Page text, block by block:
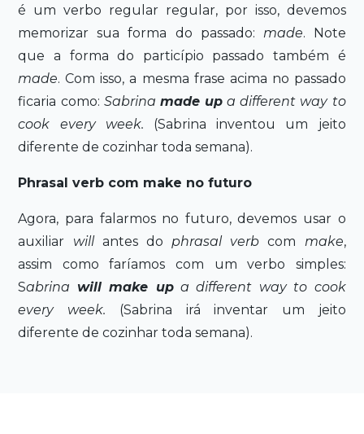
é um verbo regular regular, por isso, devemos
memorizar sua forma do passado: made. Note
que a forma do particípio passado também é
made. Com isso, a mesma frase acima no passado
ficaria como: Sabrina made up a different way to
cook every week. (Sabrina inventou um jeito
diferente de cozinhar toda semana).
Phrasal verb com make no futuro
Agora, para falarmos no futuro, devemos usar o
auxiliar willantes dophrasal verbcom make,
assim como faríamos com um verbo simples:
Sabrina will make upa different way to cook
every week. (Sabrina irá inventar um jeito
diferente de cozinhar toda semana).